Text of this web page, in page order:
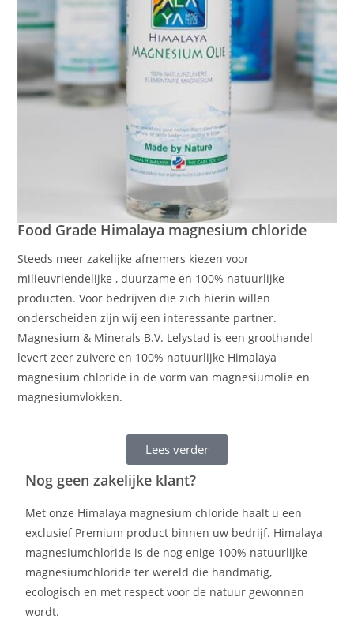
Food Grade Himalaya magnesium chloride
Steeds meer zakelijke afnemers kiezen voor
milieuvriendelijke , duurzame en 100% natuurlijke
producten. Voor bedrijven die zich hierin willen
onderscheiden zijn wij een interessante partner.
Magnesium & Minerals B.V. Lelystad is een groothandel
levert zeer zuivere en 100% natuurlijke Himalaya
magnesium chloride in de vorm van magnesiumolie en
magnesiumvlokken.
Lees verder
Nog geen zakelijke klant?
Met onze Himalaya magnesium chloride haalt u een
exclusief Premium product binnen uw bedrijf. Himalaya
magnesiumchloride is de nog enige 100% natuurlijke
magnesiumchloride ter wereld die handmatig,
ecologisch en met respect voor de natuur gewonnen
wordt.